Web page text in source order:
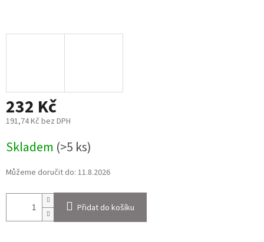
232 Kč
191,74 Kč bez DPH
cena:
Skladem (>5 ks)
Můžeme doručit do: 11.8.2026
Přidat do košíku